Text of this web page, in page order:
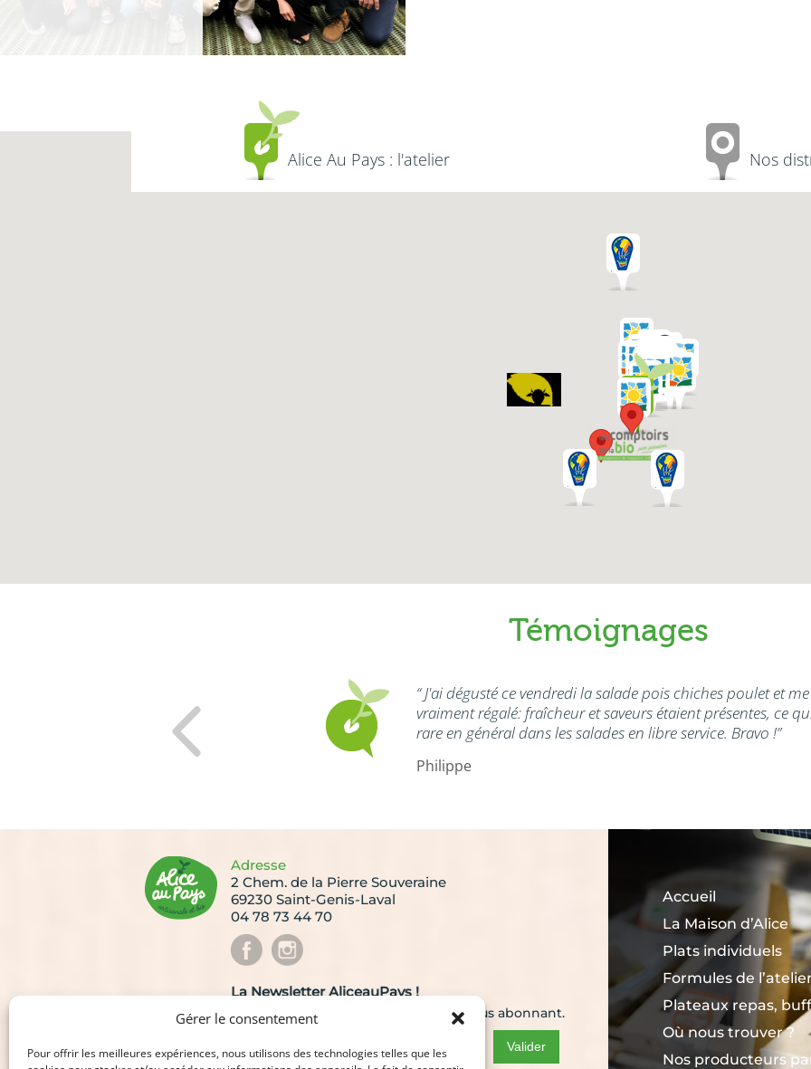
Gérer le consentement
Pour offrir les meilleures expériences, nous utilisons des technologies telles que les
Alice Au Pays : l'atelier Nos
Témoignages
“ J'ai dégusté ce vendredi la salade pois chiches poulet et
vraiment régalé: fraîcheur et saveurs étaient présentes, ce
rare en général dans les salades en libre service. Bravo !”
Philippe
Adresse
2 Chem. de la Pierre Souveraine
69230 Saint-Genis-Laval
04 78 73 44 70
La Newsletter AliceauPays !
Recevez les dernières actualités en vous abonnant.
Valider
Accueil
La Maison d’Alice
Plats individuels
Formules de
Plateaux repas,
Où nous trouver ?
Nos producteurs